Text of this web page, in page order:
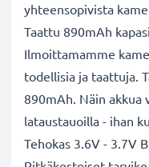
yhteensopivista
Taattu 890mAh
Ilmoittamamme
todellisia ja taattuja.
890mAh. Näin akkua
lataustauoilla - ihan
Tehokas 3.6V - 3.7V